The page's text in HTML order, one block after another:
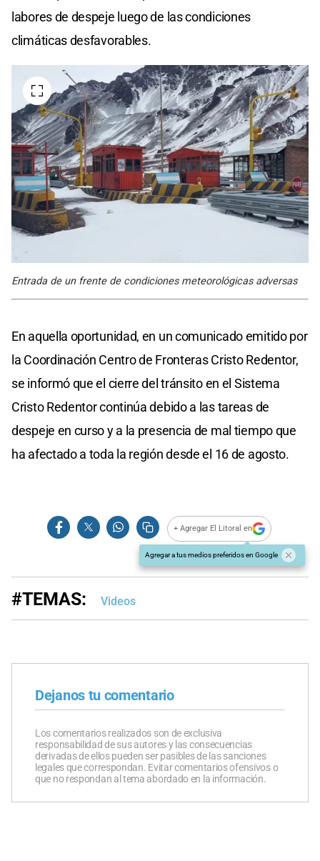
labores de despeje luego de las condiciones
climáticas desfavorables.
Entrada de un frente de condiciones meteorológicas adversas
En aquella oportunidad, en un comunicado emitido por
la Coordinación Centro de Fronteras Cristo Redentor,
se informó que el cierre del tránsito en el Sistema
Cristo Redentor continúa debido a las tareas de
despeje en curso y a la presencia de mal tiempo que
ha afectado a toda la región desde el 16 de agosto.
+ Agregar El Litoral en
Agregar a tus medios preferidos en Google
#TEMAS: Videos
Dejanos tu comentario
Los comentarios realizados son de exclusiva
responsabilidad de sus autores y las consecuencias
derivadas de ellos pueden ser pasibles de las sanciones
legales que correspondan. Evitar comentarios ofensivos o
que no respondan al tema abordado en la información.